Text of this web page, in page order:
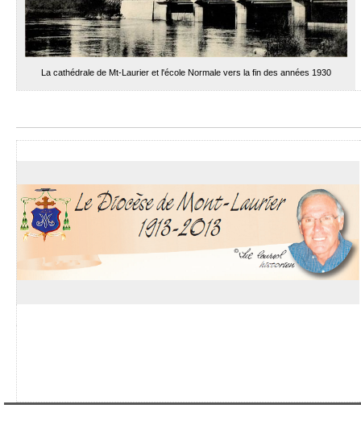
La cathédrale de Mt-Laurier et l'école Normale vers la fin des années 1930